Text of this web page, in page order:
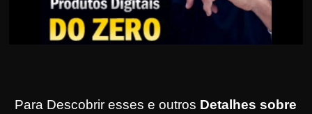
Para Descobrir esses e outros Detalhes sobre